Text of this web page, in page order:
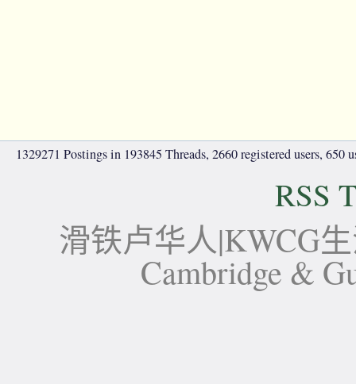
1329271 Postings in 193845 Threads, 2660 registered users, 650
RSS
滑铁卢华人|KWCG
Cambridge &